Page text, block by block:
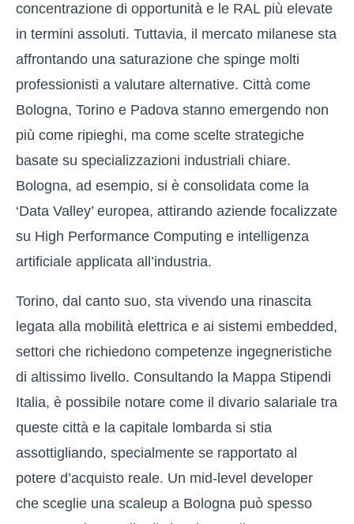
concentrazione di opportunità e le RAL più elevate
in termini assoluti. Tuttavia, il mercato milanese sta
affrontando una saturazione che spinge molti
professionisti a valutare alternative. Città come
Bologna, Torino e Padova stanno emergendo non
più come ripieghi, ma come scelte strategiche
basate su specializzazioni industriali chiare.
Bologna, ad esempio, si è consolidata come la
‘Data Valley’ europea, attirando aziende focalizzate
su High Performance Computing e intelligenza
artificiale applicata all’industria.
Torino, dal canto suo, sta vivendo una rinascita
legata alla mobilità elettrica e ai sistemi embedded,
settori che richiedono competenze ingegneristiche
di altissimo livello. Consultando la Mappa Stipendi
Italia, è possibile notare come il divario salariale tra
queste città e la capitale lombarda si stia
assottigliando, specialmente se rapportato al
potere d’acquisto reale. Un mid-level developer
che sceglie una scaleup a Bologna può spesso